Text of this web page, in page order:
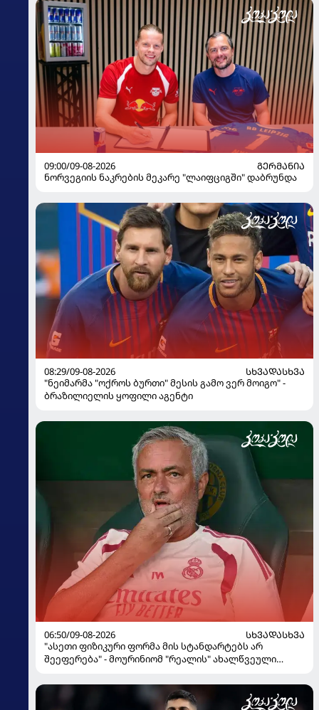
09:00/09-08-2026
ᲒᲔᲠᲛᲐᲜᲘᲐ
ნორვეგიის ნაკრების მეკარე "ლაიფციგში" დაბრუნდა
08:29/09-08-2026
ᲡᲮᲕᲐᲓᲐᲡᲮᲕᲐ
"ნეიმარმა "ოქროს ბურთი" მესის გამო ვერ მოიგო" -
ბრაზილიელის ყოფილი აგენტი
06:50/09-08-2026
ᲡᲮᲕᲐᲓᲐᲡᲮᲕᲐ
"ასეთი ფიზიკური ფორმა მის სტანდარტებს არ
შეეფერება" - მოურინიომ "რეალის" ახალწვეული